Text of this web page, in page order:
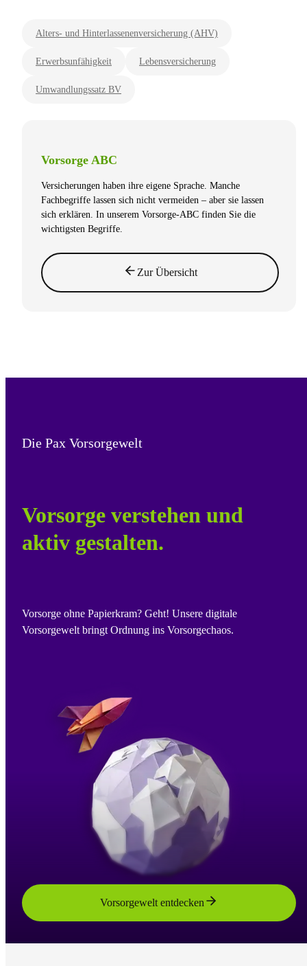
Alters- und Hinterlassenenversicherung (AHV)
Erwerbsunfähigkeit Lebensversicherung
Umwandlungssatz BV
Vorsorge ABC
Versicherungen haben ihre eigene Sprache. Manche
Fachbegriffe lassen sich nicht vermeiden – aber sie lassen
sich erklären. In unserem Vorsorge-ABC finden Sie die
wichtigsten Begriffe.
Zur Übersicht
Die Pax Vorsorgewelt
Vorsorge verstehen und
aktiv gestalten.
Vorsorge ohne Papierkram? Geht! Unsere digitale
Vorsorgewelt bringt Ordnung ins Vorsorgechaos.
Vorsorgewelt entdecken